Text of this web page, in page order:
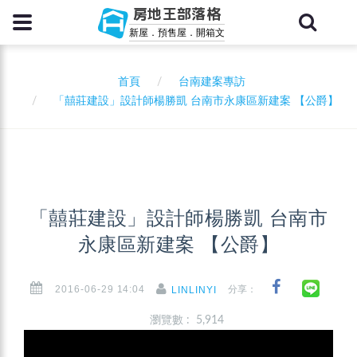
房地王部落格
新屋．預售屋．開箱文
首頁
台南建案專訪
「囍莊建設」設計師楊勝凱 台南市永康區新建案 【公爵】
「囍莊建設」設計師楊勝凱 台南市
永康區新建案 【公爵】
2016-06-29 14:04 LINLINYI 分享：
瀏覽數 : 5,914